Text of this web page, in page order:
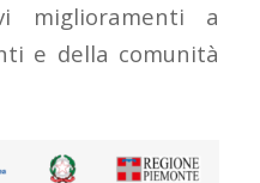
miglioramenti a
e della comunità